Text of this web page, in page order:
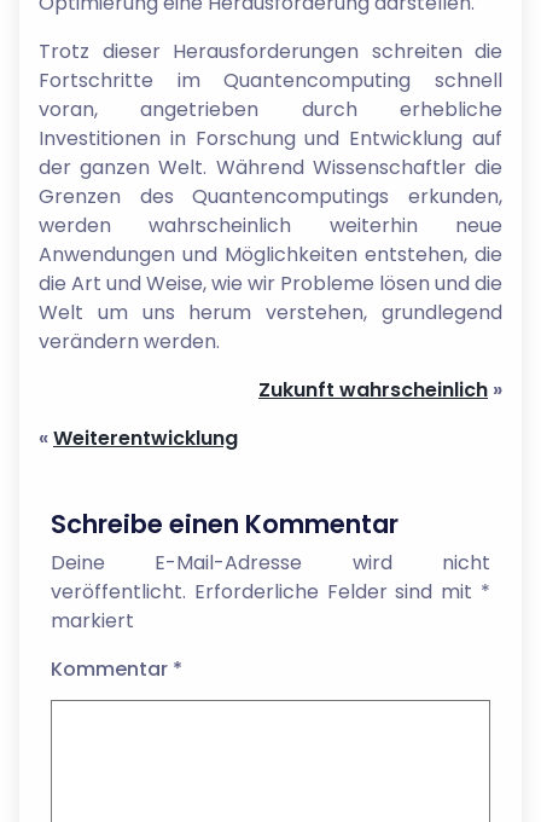
Trotz dieser Herausforderungen schreiten die
Fortschritte im Quantencomputing schnell
voran, angetrieben durch erhebliche
Investitionen in Forschung und Entwicklung auf
der ganzen Welt. Während Wissenschaftler die
Grenzen des Quantencomputings erkunden,
werden wahrscheinlich weiterhin neue
Anwendungen und Möglichkeiten entstehen, die
die Art und Weise, wie wir Probleme lösen und die
Welt um uns herum verstehen, grundlegend
verändern werden.
Zukunft wahrscheinlich »
«Weiterentwicklung
Schreibe einen Kommentar
Deine E-Mail-Adresse wird nicht
veröffentlicht. Erforderliche Felder sind mit *
markiert
Kommentar *